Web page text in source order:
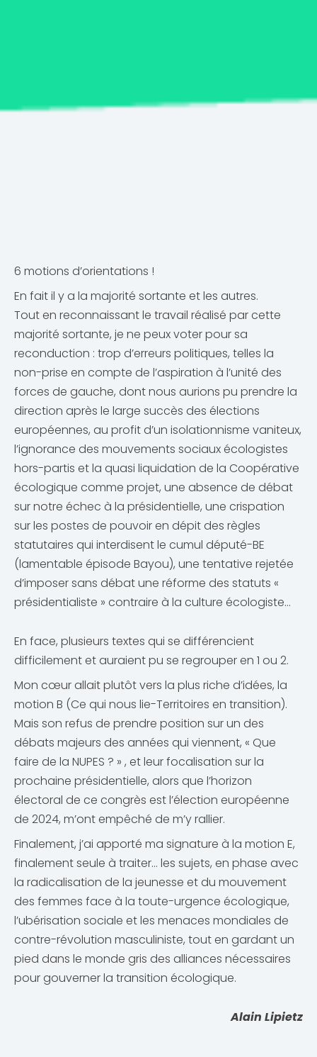
6 motions d’orientations !
En fait il y a la majorité sortante et les autres.
Tout en reconnaissant le travail réalisé par cette
majorité sortante, je ne peux voter pour sa
reconduction : trop d’erreurs politiques, telles la
non-prise en compte de l’aspiration à l’unité des
forces de gauche, dont nous aurions pu prendre la
direction après le large succès des élections
européennes, au profit d’un isolationnisme vaniteux,
l’ignorance des mouvements sociaux écologistes
hors-partis et la quasi liquidation de la Coopérative
écologique comme projet, une absence de débat
sur notre échec à la présidentielle, une crispation
sur les postes de pouvoir en dépit des règles
statutaires qui interdisent le cumul député-BE
(lamentable épisode Bayou), une tentative rejetée
d’imposer sans débat une réforme des statuts «
présidentialiste » contraire à la culture écologiste…
En face, plusieurs textes qui se différencient
difficilement et auraient pu se regrouper en 1 ou 2.
Mon cœur allait plutôt vers la plus riche d’idées, la
motion B (Ce qui nous lie-Territoires en transition).
Mais son refus de prendre position sur un des
débats majeurs des années qui viennent, « Que
faire de la NUPES ? » , et leur focalisation sur la
prochaine présidentielle, alors que l’horizon
électoral de ce congrès est l’élection européenne
de 2024, m’ont empêché de m’y rallier.
Finalement, j’ai apporté ma signature à la motion E,
finalement seule à traiter… les sujets, en phase avec
la radicalisation de la jeunesse et du mouvement
des femmes face à la toute-urgence écologique,
l’ubérisation sociale et les menaces mondiales de
contre-révolution masculiniste, tout en gardant un
pied dans le monde gris des alliances nécessaires
pour gouverner la transition écologique.
Alain Lipietz